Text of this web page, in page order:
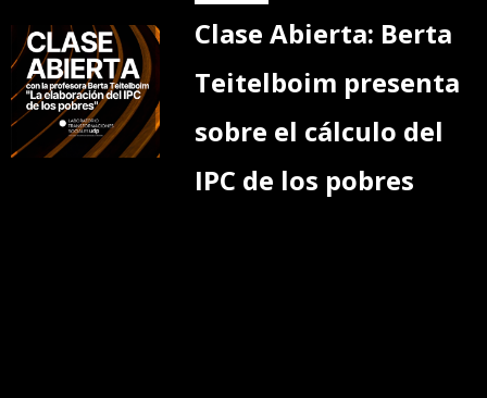
Clase Abierta: Berta
Teitelboim presenta
sobre el cálculo del
IPC de los pobres